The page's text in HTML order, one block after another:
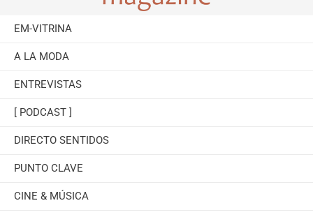
EM-VITRINA
A LA MODA
ENTREVISTAS
[ PODCAST ]
DIRECTO SENTIDOS
PUNTO CLAVE
CINE & MÚSICA